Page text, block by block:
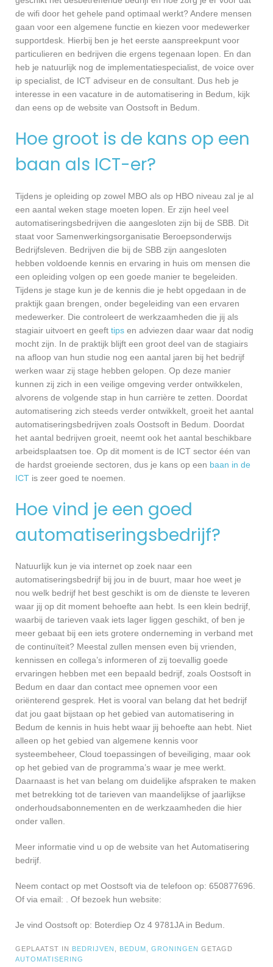
de wifi door het gehele pand optimaal werkt? Andere mensen
gaan voor een algemene functie en kiezen voor medewerker
supportdesk. Hierbij ben je het eerste aanspreekpunt voor
particulieren en bedrijven die ergens tegenaan lopen. En dan
heb je natuurlijk nog de implementatiespecialist, de voice over
ip specialist, de ICT adviseur en de consultant. Dus heb je
interesse in een vacature in de automatisering in Bedum, kijk
dan eens op de website van Oostsoft in Bedum.
Hoe groot is de kans op een
baan als ICT-er?
Tijdens je opleiding op zowel MBO als op HBO niveau zal je al
een aantal weken stage moeten lopen. Er zijn heel veel
automatiseringsbedrijven die aangesloten zijn bij de SBB. Dit
staat voor Samenwerkingsorganisatie Beroepsonderwijs
Bedrijfsleven. Bedrijven die bij de SBB zijn aangesloten
hebben voldoende kennis en ervaring in huis om mensen die
een opleiding volgen op een goede manier te begeleiden.
Tijdens je stage kun je de kennis die je hebt opgedaan in de
praktijk gaan brengen, onder begeleiding van een ervaren
medewerker. Die controleert de werkzaamheden die jij als
stagiair uitvoert en geeft tips en adviezen daar waar dat nodig
mocht zijn. In de praktijk blijft een groot deel van de stagiairs
na afloop van hun studie nog een aantal jaren bij het bedrijf
werken waar zij stage hebben gelopen. Op deze manier
kunnen zij zich in een veilige omgeving verder ontwikkelen,
alvorens de volgende stap in hun carrière te zetten. Doordat
automatisering zich steeds verder ontwikkelt, groeit het aantal
automatiseringsbedrijven zoals Oostsoft in Bedum. Doordat
het aantal bedrijven groeit, neemt ook het aantal beschikbare
arbeidsplaatsen toe. Op dit moment is de ICT sector één van
de hardst groeiende sectoren, dus je kans op een baan in de
ICT is zeer goed te noemen.
Hoe vind je een goed
automatiseringsbedrijf?
Natuurlijk kun je via internet op zoek naar een
automatiseringsbedrijf bij jou in de buurt, maar hoe weet je
nou welk bedrijf het best geschikt is om de dienste te leveren
waar jij op dit moment behoefte aan hebt. Is een klein bedrijf,
waarbij de tarieven vaak iets lager liggen geschikt, of ben je
meer gebaat bij een iets grotere onderneming in verband met
de continuïteit? Meestal zullen mensen even bij vrienden,
kennissen en collega’s informeren of zij toevallig goede
ervaringen hebben met een bepaald bedrijf, zoals Oostsoft in
Bedum en daar dan contact mee opnemen voor een
oriënterend gesprek. Het is vooral van belang dat het bedrijf
dat jou gaat bijstaan op het gebied van automatisering in
Bedum de kennis in huis hebt waar jij behoefte aan hebt. Niet
alleen op het gebied van algemene kennis voor
systeembeheer, Cloud toepassingen of beveiliging, maar ook
op het gebied van de programma’s waar je mee werkt.
Daarnaast is het van belang om duidelijke afspraken te maken
met betrekking tot de tarieven van maandelijkse of jaarlijkse
onderhoudsabonnementen en de werkzaamheden die hier
onder vallen.
Meer informatie vind u op de website van het Automatisering
bedrijf.
Neem contact op met Oostsoft via de telefoon op: 650877696.
Of via email:
. Of bezoek hun website:
Je vind Oostsoft op: Boterdiep Oz 4 9781JA in Bedum.
GEPLAATST IN BEDRIJVEN BEDUM GRONINGEN GETAGD
AUTOMATISERING